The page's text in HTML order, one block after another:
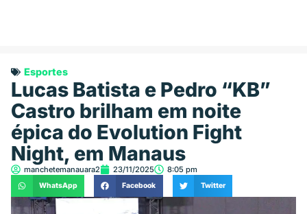
Esportes
Lucas Batista e Pedro “KB”
Castro brilham em noite
épica do Evolution Fight
Night, em Manaus
manchetemanauara2 23/11/2025 8:05 pm
WhatsApp Facebook Twitter